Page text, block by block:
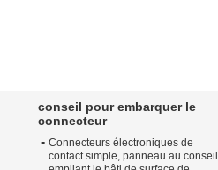
conseil pour embarquer le
connecteur
Connecteurs électroniques de
contact simple, panneau au conseil